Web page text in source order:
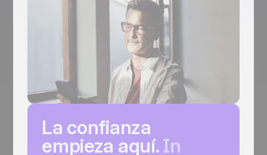
La confianza
empieza aquí.In